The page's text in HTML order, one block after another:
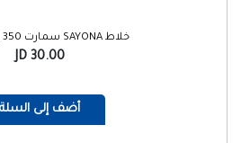
خلاط SAYONA سمارت 350 واط 1.5 لتر
30.00 JD
أضف إلى السلة